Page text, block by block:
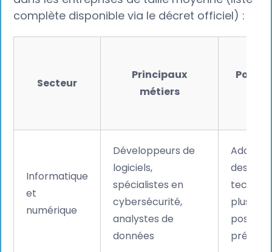
complète disponible via le décret officiel) :
Secteur
Principaux
métiers
Informatique
et
numérique
Développeurs de
logiciels,
spécialistes en
cybersécurité,
analystes de
données
des
plus de
postes
prévus